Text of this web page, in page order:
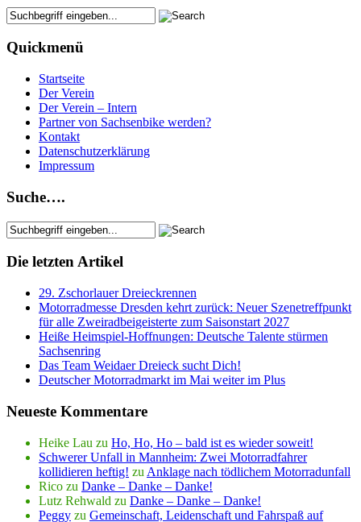
Quickmenü
Startseite
Der Verein
Der Verein – Intern
Partner von Sachsenbike werden?
Kontakt
Datenschutzerklärung
Impressum
Suche….
Die letzten Artikel
29. Zschorlauer Dreieckrennen
Motorradmesse Dresden kehrt zurück: Neuer Szenetreffpunkt
für alle Zweiradbeigeisterte zum Saisonstart 2027
Heiße Heimspiel-Hoffnungen: Deutsche Talente stürmen
Sachsenring
Das Team Weidaer Dreieck sucht Dich!
Deutscher Motorradmarkt im Mai weiter im Plus
Neueste Kommentare
Heike Lau zu Ho, Ho, Ho – bald ist es wieder soweit!
Schwerer Unfall in Mannheim: Zwei Motorradfahrer
kollidieren heftig! zu Anklage nach tödlichem Motorradunfall
Rico zu Danke – Danke – Danke!
Lutz Rehwald zu Danke – Danke – Danke!
Peggy zu Gemeinschaft, Leidenschaft und Fahrspaß auf